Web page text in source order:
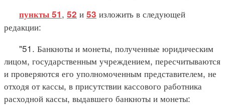
пункты 51, 52 и 53 изложить в следующей
редакции:
"51. Банкноты и монеты, полученные юридическим
лицом, государственным учреждением, пересчитываются
и проверяются его уполномоченным представителем, не
отходя от кассы, в присутствии кассового работника
расходной кассы, выдавшего банкноты и монеты: